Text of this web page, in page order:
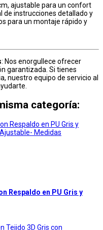
ajustable para un confort
de instrucciones detallado y
para un montaje rápido y
: Nos enorgullece ofrecer
garantizada. Si tienes
nuestro equipo de servicio al
categoría:
Respaldo en PU Gris y